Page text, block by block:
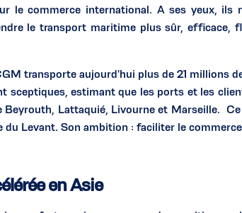
le commerce international. A ses yeux,
le transport maritime plus sûr,
transporte aujourd'hui plus de 21
sceptiques, estimant que les ports et les
Lattaquié, Livourne et Marseille.
Levant. Son ambition : faciliter le
en Asie